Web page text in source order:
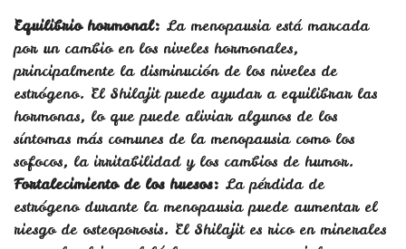
Equilibrio hormonal: La menopausia está marcada
por un cambio en los niveles hormonales,
principalmente la disminución de los niveles de
estrógeno. El Shilajit puede ayudar a equilibrar las
hormonas, lo que puede aliviar algunos de los
síntomas más comunes de la menopausia como los
sofocos, la irritabilidad y los cambios de humor.
Fortalecimiento de los huesos: La pérdida de
estrógeno durante la menopausia puede aumentar el
riesgo de osteoporosis. El Shilajit es rico en minerales